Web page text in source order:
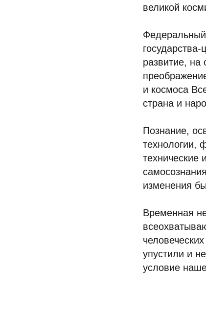
великой
развитие, на
и космоса
страна и
Познание,
технологии,
технические
изменения
Временная
упустили и
условие